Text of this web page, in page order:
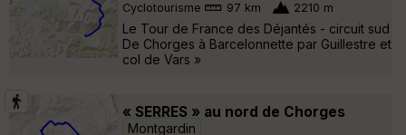
Cyclotourisme 97 km 2210 m
Le Tour de France des Déjantés - circuit sud
De Chorges à Barcelonnette par Guillestre et
col de Vars »
« SERRES » au nord de Chorges
Montgardin